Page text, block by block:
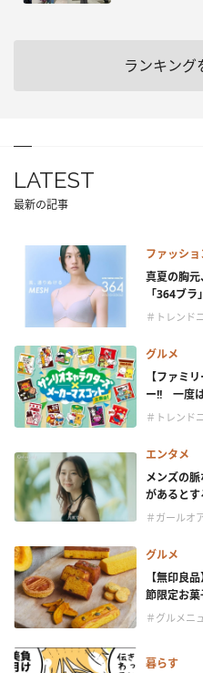
ランキング
LATEST
最新の記事
ファッショ
真夏の胸
「364ブラ
＃トレンド
グルメ
【ファミ
ー!! 一度
＃トレンド
エンタメ
メンズの
があるとす
＃ガールオ
グルメ
【無印良
節限定お
＃グルメニ
暮らす